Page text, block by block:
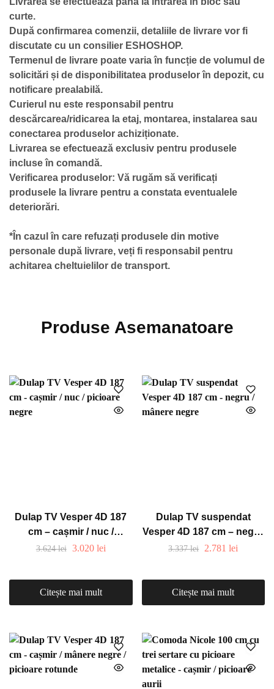
curte.
După confirmarea comenzii, detaliile de livrare vor fi
discutate cu un consilier ESHOSHOP.
Termenul de livrare poate varia în funcție de volumul de
solicitări și de disponibilitatea produselor în depozit, cu
notificare prealabilă.
Curierul nu este responsabil pentru
descărcarea/ridicarea la etaj, montarea, instalarea sau
conectarea produselor achiziționate.
Livrarea se efectuează exclusiv pentru produsele
incluse în comandă.
Verificarea produselor: Vă rugăm să verificați
produsele la livrare pentru a constata eventualele
deteriorări.
*În cazul în care refuzați produsele din motive
personale după livrare, veți fi responsabil pentru
achitarea cheltuielilor de transport.
Produse Asemanatoare
Dulap TV Vesper 4D 187
cm – cașmir / nuc /
picioare negre
3.624lei 3.020 lei
Citește mai mult
Dulap TV suspendat
Vesper 4D 187 cm – negru
/ mânere negre
3.337lei 2.781lei
Citește mai mult